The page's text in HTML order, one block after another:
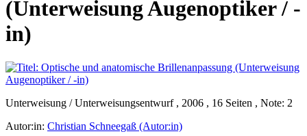
(Unterweisung Augenoptiker / -
in)
Unterweisung / Unterweisungsentwurf , 2006 , 16 Seiten , Note: 2
Autor:in: Christian Schneegaß (Autor:in)